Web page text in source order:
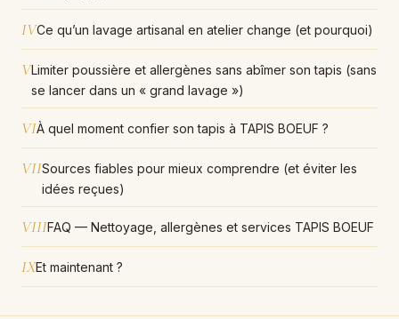
IVCe qu’un lavage artisanal en atelier change (et pourquoi)
VLimiter poussière et allergènes sans abîmer son tapis (sans
se lancer dans un « grand lavage »)
VIÀ quel moment confier son tapis à TAPIS BOEUF ?
VIISources fiables pour mieux comprendre (et éviter les
idées reçues)
VIIIFAQ — Nettoyage, allergènes et services TAPIS BOEUF
IXEt maintenant ?